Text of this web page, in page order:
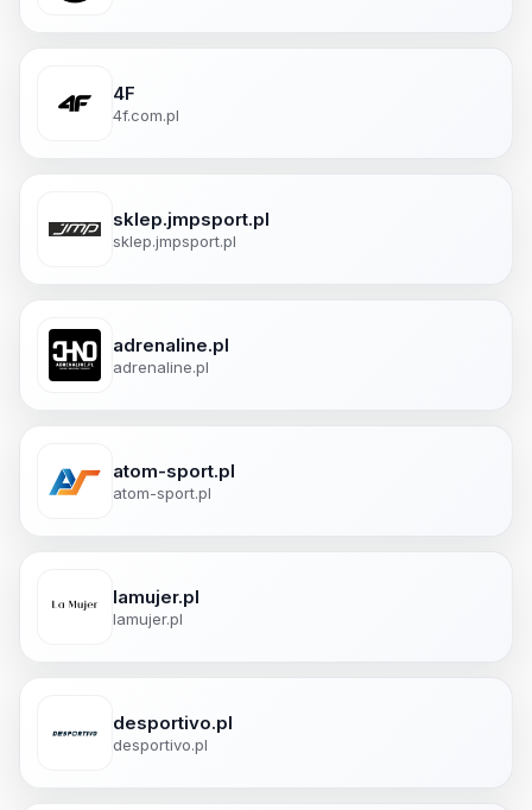
4F
4f.com.pl
sklep.jmpsport.pl
sklep.jmpsport.pl
adrenaline.pl
adrenaline.pl
atom-sport.pl
atom-sport.pl
lamujer.pl
lamujer.pl
desportivo.pl
desportivo.pl